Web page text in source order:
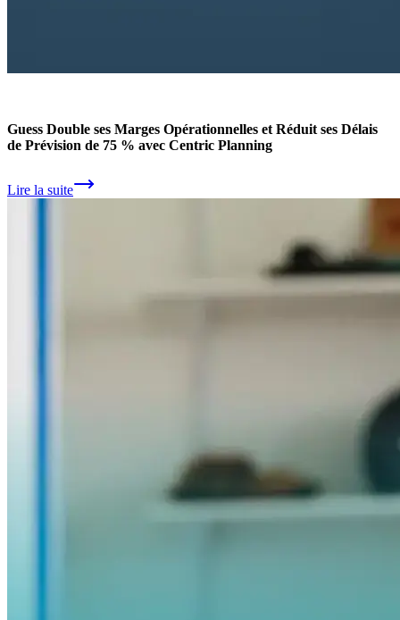
Guess Double ses Marges Opérationnelles et Réduit ses Délais
de Prévision de 75 % avec Centric Planning
Lire la suite